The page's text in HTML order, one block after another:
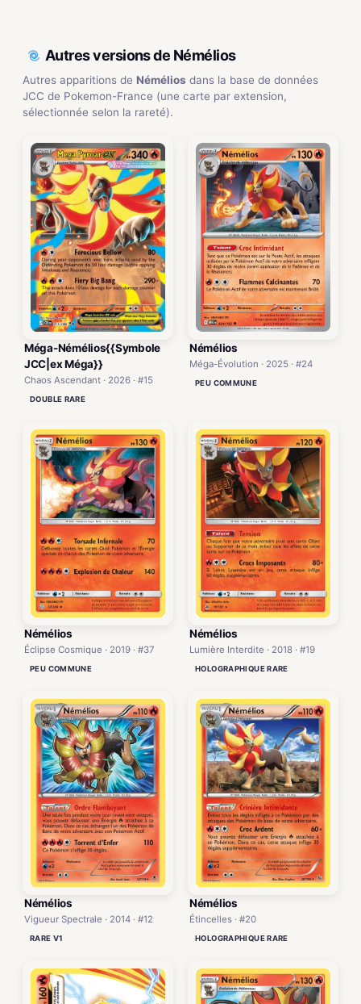
Autres versions de Némélios
Autres apparitions de Némélios dans la base de données
JCC de Pokemon-France (une carte par extension,
sélectionnée selon la rareté).
Méga-Némélios{{Symbole
JCC|ex Méga}}
Chaos Ascendant · 2026 · #15
DOUBLE RARE
Némélios
Méga-Évolution · 2025 · #24
PEU COMMUNE
Némélios
Éclipse Cosmique · 2019 · #37
PEU COMMUNE
Némélios
Lumière Interdite · 2018 · #19
HOLOGRAPHIQUE RARE
Némélios
Vigueur Spectrale · 2014 · #12
RARE V1
Némélios
Étincelles · #20
HOLOGRAPHIQUE RARE